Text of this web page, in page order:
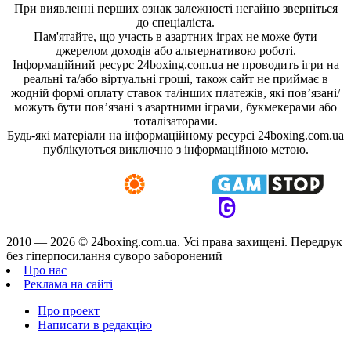
При виявленні перших ознак залежності негайно зверніться
до спеціаліста.
Пам'ятайте, що участь в азартних іграх не може бути
джерелом доходів або альтернативою роботі.
Інформаційний ресурс 24boxing.com.ua не проводить ігри на
реальні та/або віртуальні гроші, також сайт не приймає в
жодній формі оплату ставок та/інших платежів, які пов’язані/
можуть бути пов’язані з азартними іграми, букмекерами або
тоталізаторами.
Будь-які матеріали на інформаційному ресурсі 24boxing.com.ua
публікуються виключно з інформаційною метою.
2010 — 2026 © 24boxing.com.ua. Усi права захищенi. Передрук
без гіперпосилання суворо заборонений
Про нас
Реклама на сайті
Про проект
Написати в редакцію